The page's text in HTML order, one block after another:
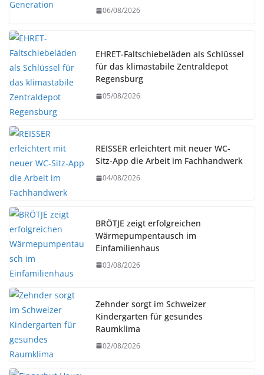
06/08/2026
EHRET-Faltschiebeläden als Schlüssel
für das klimastabile Zentraldepot
Regensburg
05/08/2026
REISSER erleichtert mit neuer WC-
Sitz-App die Arbeit im Fachhandwerk
04/08/2026
BRÖTJE zeigt erfolgreichen
Wärmepumpentausch im
Einfamilienhaus
03/08/2026
Zehnder sorgt im Schweizer
Kindergarten für gesundes
Raumklima
02/08/2026